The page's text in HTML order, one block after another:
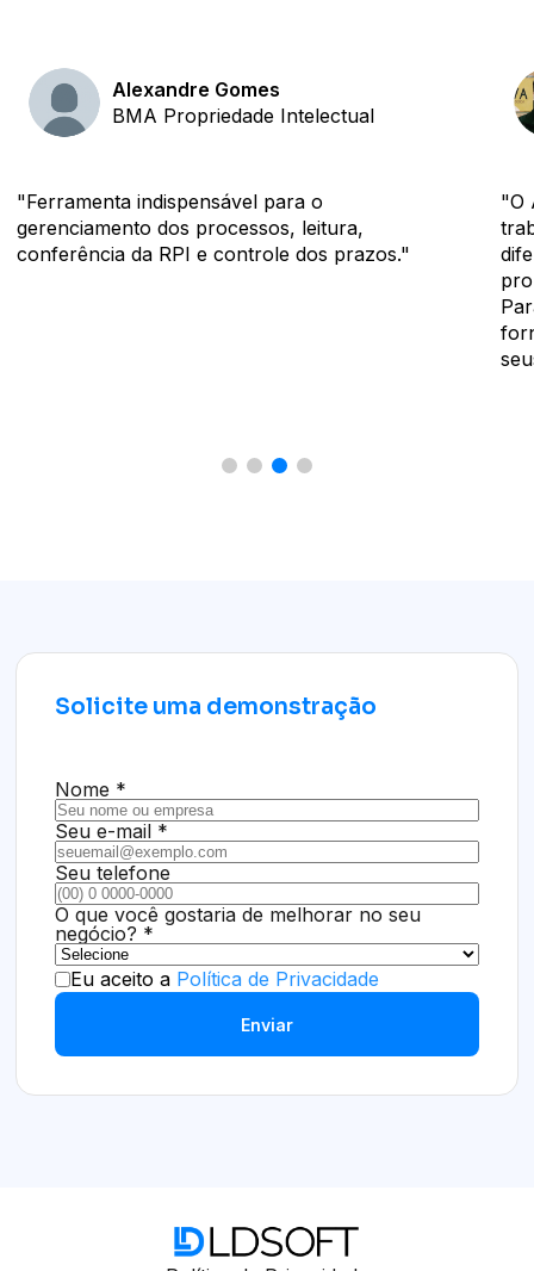
Alexandre Gomes
BMA Propriedade Intelectual
"Ferramenta indispensável para o
gerenciamento dos processos, leitura,
conferência da RPI e controle dos prazos."
"O
Solicite uma demonstração
Nome *
Seu e-mail *
Seu telefone
O que você gostaria de melhorar no seu
negócio? *
Eu aceito a Política de Privacidade
Enviar